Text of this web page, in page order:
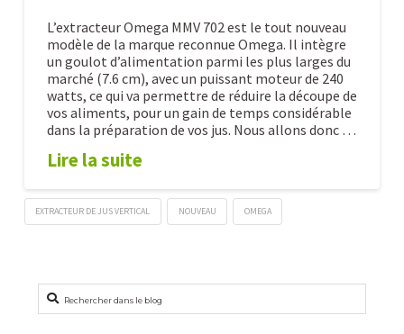
L’extracteur Omega MMV 702 est le tout nouveau
modèle de la marque reconnue Omega. Il intègre
un goulot d’alimentation parmi les plus larges du
marché (7.6 cm), avec un puissant moteur de 240
watts, ce qui va permettre de réduire la découpe de
vos aliments, pour un gain de temps considérable
dans la préparation de vos jus. Nous allons donc …
Lire la suite
EXTRACTEUR DE JUS VERTICAL NOUVEAU OMEGA
jus
vertical
Rechercher